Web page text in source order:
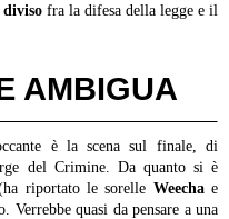
divisofra la difesa della legge e il
AMBIGUA
è la scena sul finale, di
del Crimine. Da quanto si è
riportato le sorelle Weechae
Verrebbe quasi da pensare a una